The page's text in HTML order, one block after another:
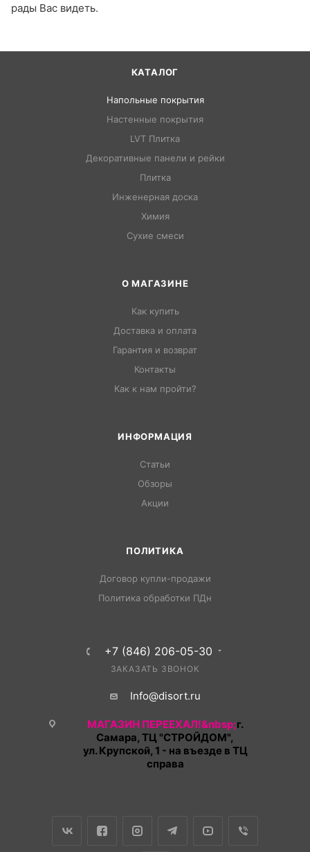
рады Вас видеть.
КАТАЛОГ
Напольные покрытия
Настенные покрытия
LVT Плитка
Декоративные панели и рейки
Плитка
Инженерная доска
Химия
Сухие смеси
О МАГАЗИНЕ
Как купить
Доставка и оплата
Гарантия и возврат
Контакты
Как к нам пройти?
ИНФОРМАЦИЯ
Статьи
Обзоры
Акции
ПОЛИТИКА
Договор купли-продажи
Политика обработки ПДн
+7 (846) 206-05-30
ЗАКАЗАТЬ ЗВОНОК
Info@disort.ru
МАГАЗИН ПЕРЕЕХАЛ!&nbsp;г.
Самара, ТЦ "СТРОЙДОМ",
ул. Крупской, 1 - на въезде в ТЦ
справа